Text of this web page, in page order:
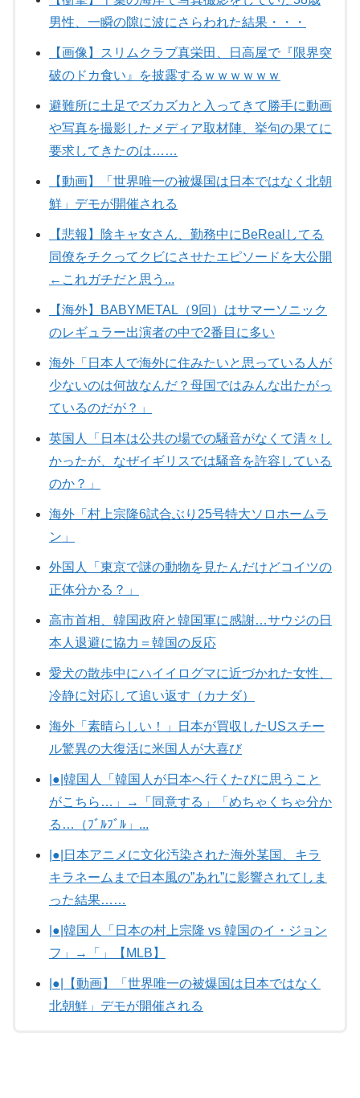
男性、一瞬の隙に波にさらわれた結果・・・
【画像】スリムクラブ真栄田、日高屋で『限界突
破のドカ食い』を披露するｗｗｗｗｗｗ
避難所に土足でズカズカと入ってきて勝手に動画
や写真を撮影したメディア取材陣、挙句の果てに
要求してきたのは……
【動画】「世界唯一の被爆国は日本ではなく北朝
鮮」デモが開催される
【悲報】陰キャ女さん、勤務中にBeRealしてる
同僚をチクってクビにさせたエピソードを大公開
←これガチだと思う...
【海外】BABYMETAL（9回）はサマーソニック
のレギュラー出演者の中で2番目に多い
海外「日本人で海外に住みたいと思っている人が
少ないのは何故なんだ？母国ではみんな出たがっ
ているのだが？」
英国人「日本は公共の場での騒音がなくて清々し
かったが、なぜイギリスでは騒音を許容している
のか？」
海外「村上宗隆6試合ぶり25号特大ソロホームラ
ン」
外国人「東京で謎の動物を見たんだけどコイツの
正体分かる？」
高市首相、韓国政府と韓国軍に感謝…サウジの日
本人退避に協力＝韓国の反応
愛犬の散歩中にハイイログマに近づかれた女性、
冷静に対応して追い返す（カナダ）
海外「素晴らしい！」日本が買収したUSスチー
ル驚異の大復活に米国人が大喜び
|●|韓国人「韓国人が日本へ行くたびに思うこと
がこちら…」→「同意する」「めちゃくちゃ分か
る…（ﾌﾞﾙﾌﾞﾙ」...
|●|日本アニメに文化汚染された海外某国、キラ
キラネームまで日本風の”あれ”に影響されてしま
った結果……
|●|韓国人「日本の村上宗隆 vs 韓国のイ・ジョン
フ」→「」【MLB】
|●|【動画】「世界唯一の被爆国は日本ではなく
北朝鮮」デモが開催される